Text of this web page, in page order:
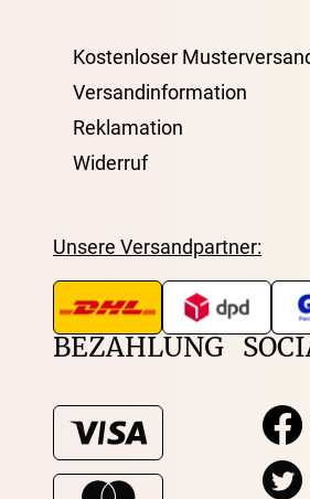
Kostenloser
Versandinformation
Reklamation
Widerruf
Unsere Versandpartner:
BEZAHLUNG